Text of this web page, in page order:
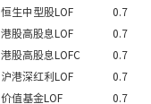
恒生中型股LOF
0.7
港股高股息LOF
0.7
港股高股息LOFC
0.7
沪港深红利LOF
0.7
价值基金LOF
0.7